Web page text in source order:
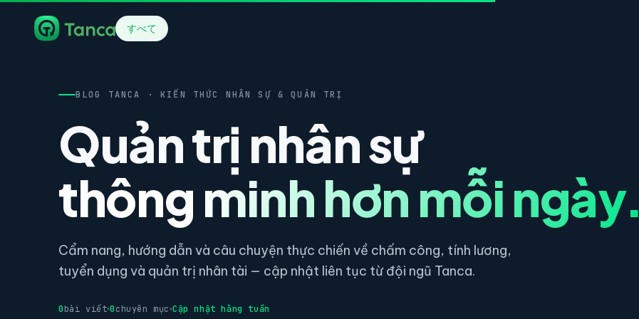
すべて
BLOG TANCA · KIẾN THỨC NHÂN SỰ & QUẢN TRỊ
Quản trị nhân sự
thông minh hơn mỗi ngày.
Cẩm nang, hướng dẫn và câu chuyện thực chiến về chấm công, tính lương,
tuyển dụng và quản trị nhân tài — cập nhật liên tục từ đội ngũ Tanca.
0bài viết 0chuyên mục Cập nhật hằng tuần